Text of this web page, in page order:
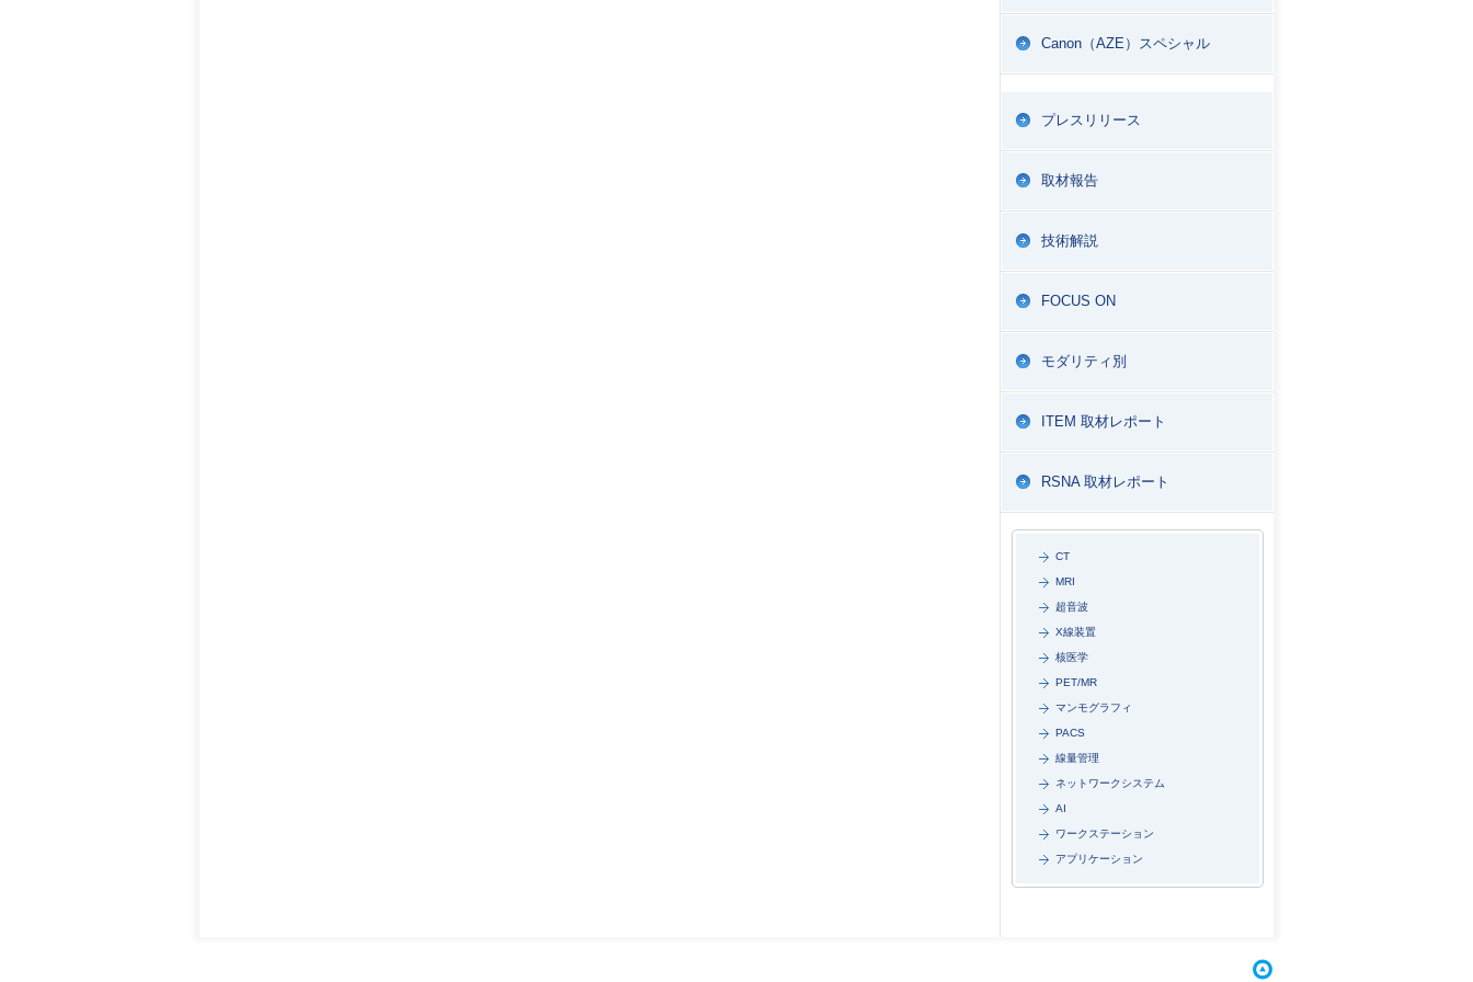
Canon（AZE）スペシャル
プレスリリース
取材報告
技術解説
FOCUS ON
モダリティ別
ITEM 取材レポート
RSNA 取材レポート
CT
MRI
超音波
X線装置
核医学
PET/MR
マンモグラフィ
PACS
線量管理
ネットワークシステム
AI
ワークステーション
アプリケーション